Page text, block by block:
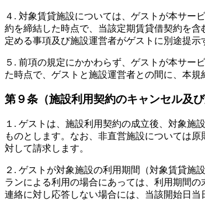
４. 対象賃貸施設については、ゲストが本サー
約を締結した時点で、当該定期賃貸借契約を
定める事項及び施設運営者がゲストに別途提示
５. 前項の規定にかかわらず、ゲストが本サー
た時点で、ゲストと施設運営者との間に、本
第９条（施設利用契約のキャンセル及び
１. ゲストは、施設利用契約の成立後、対象施
ものとします。なお、非直営施設については
対して請求します。
２. ゲストが対象施設の利用期間（対象賃貸施
ランによる利用の場合にあっては、利用期間
連絡に対し応答しない場合には、当該開始日当